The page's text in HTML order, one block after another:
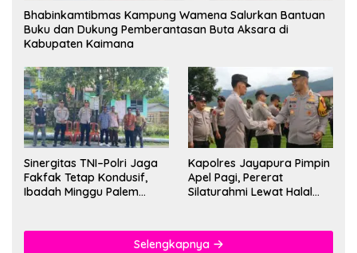
Bhabinkamtibmas Kampung Wamena Salurkan Bantuan
Buku dan Dukung Pemberantasan Buta Aksara di
Kabupaten Kaimana
Sinergitas TNI–Polri Jaga
Fakfak Tetap Kondusif,
Ibadah Minggu Palem
Kapolres Jayapura Pimpin
Apel Pagi, Pererat
Silaturahmi Lewat Halal
Selengkapnya